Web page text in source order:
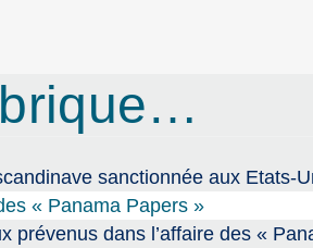
sanctionnée aux Etats-
« Panama Papers »
prévenus dans l’affaire des «